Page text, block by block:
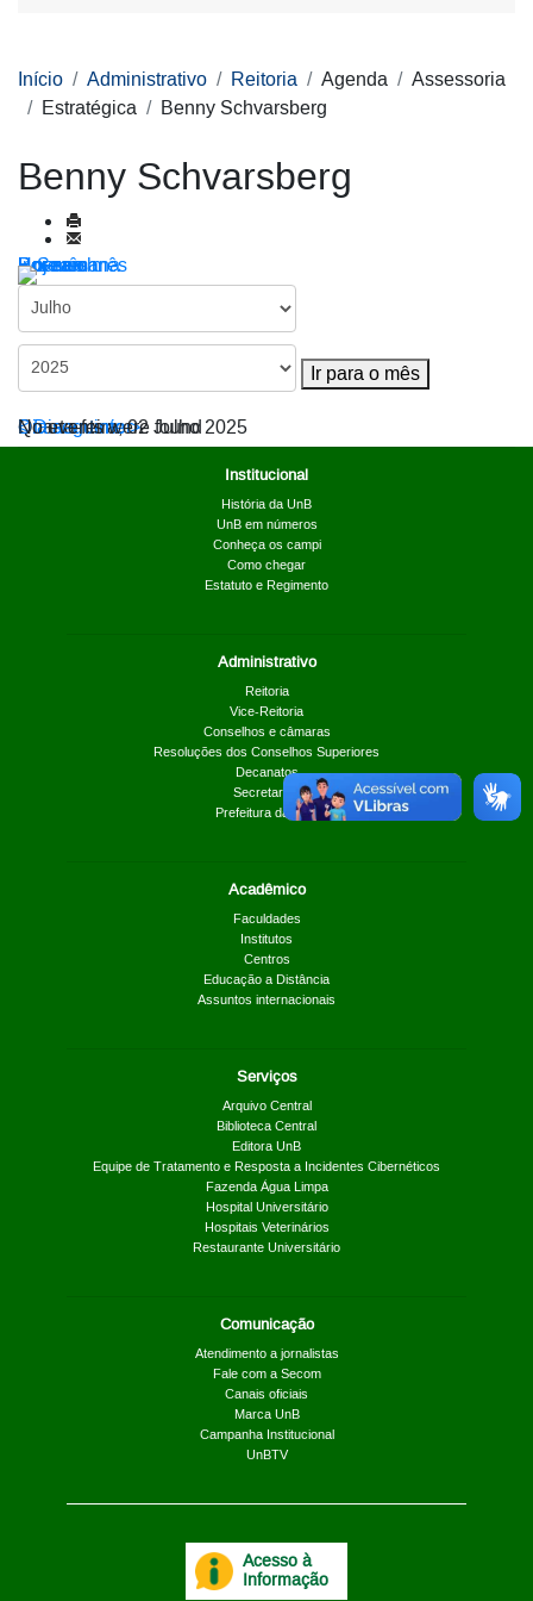
Início Administrativo Reitoria Agenda
Assessoria
Estratégica
Benny Schvarsberg
Benny Schvarsberg
Por ano
Por mês
Por semana
Hoje
Ir para o mês
Ir para o mês
< Dia anterior
Quarta-feira, 02 Julho 2025
Dia seguinte >
No events were found
Institucional
História da UnB
UnB em números
Conheça os campi
Como chegar
Estatuto e Regimento
Administrativo
Reitoria
Vice-Reitoria
Conselhos e câmaras
Resoluções dos Conselhos Superiores
Decanatos
Secretarias
Prefeitura da UnB
Acadêmico
Faculdades
Institutos
Centros
Educação a Distância
Assuntos internacionais
Serviços
Arquivo Central
Biblioteca Central
Editora UnB
Equipe de Tratamento e Resposta a Incidentes Cibernéticos
Fazenda Água Limpa
Hospital Universitário
Hospitais Veterinários
Restaurante Universitário
Comunicação
Atendimento a jornalistas
Fale com a Secom
Canais oficiais
Marca UnB
Campanha Institucional
UnBTV
Acesso à
Informação